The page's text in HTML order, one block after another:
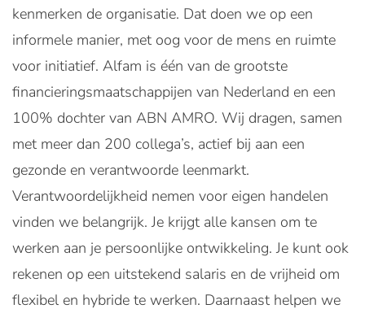
kenmerken de organisatie. Dat doen we op een
informele manier, met oog voor de mens en ruimte
voor initiatief. Alfam is één van de grootste
financieringsmaatschappijen van Nederland en een
100% dochter van ABN AMRO. Wij dragen, samen
met meer dan 200 collega’s, actief bij aan een
gezonde en verantwoorde leenmarkt.
Verantwoordelijkheid nemen voor eigen handelen
vinden we belangrijk. Je krijgt alle kansen om te
werken aan je persoonlijke ontwikkeling. Je kunt ook
rekenen op een uitstekend salaris en de vrijheid om
flexibel en hybride te werken. Daarnaast helpen we